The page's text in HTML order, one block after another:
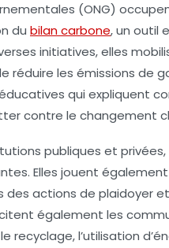
(ONG)
du bilan carbone, un outil
initiatives, elles
réduire les émissions de
qui expliquent
contre le changement
publiques et
Elles jouent
actions de plaidoyer
également les
recyclage, l’utilisation